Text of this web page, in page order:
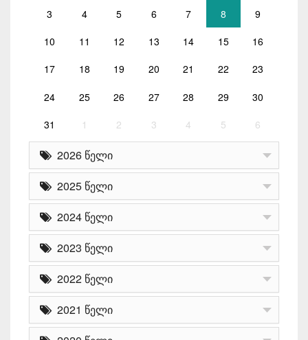
3 4 5 6 7 8 9
10 11 12 13 14 15 16
17 18 19 20 21 22 23
24 25 26 27 28 29 30
31 1 2 3 4 5 6
2026 წელი
2025 წელი
2024 წელი
2023 წელი
2022 წელი
2021 წელი